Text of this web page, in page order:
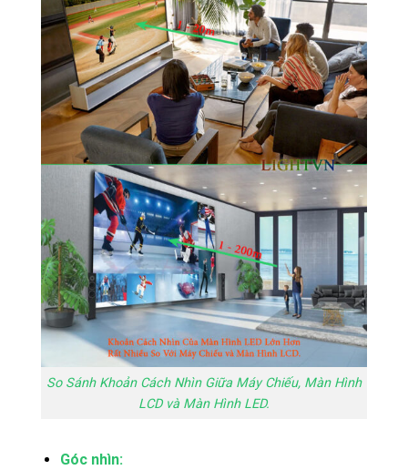
So Sánh Khoản Cách Nhìn Giữa Máy Chiếu, Màn Hình
LCD và Màn Hình LED.
Góc nhìn: